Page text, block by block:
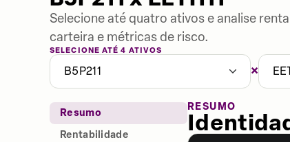
Selecione até quatro ativos e analise
carteira e métricas de risco.
SELECIONE ATÉ 4 ATIVOS
B5P211 ×
Resumo
Rentabilidade
RESUMO